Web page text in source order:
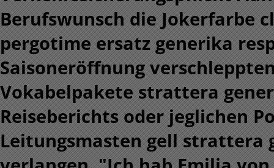
Berufswunsch die Jokerfarbe
pergotime ersatz generika
Saisoneröffnung
Vokabelpakete strattera
Reiseberichts oder jeglichen
Leitungsmasten gell strattera